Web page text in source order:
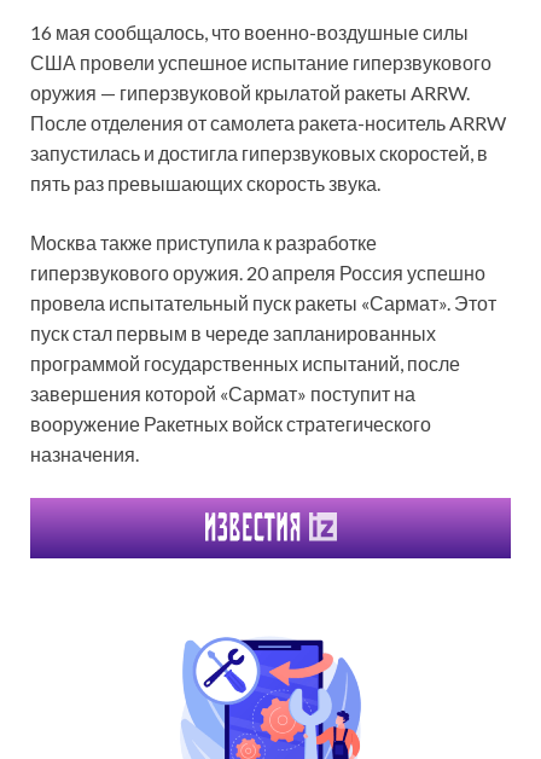
16 мая сообщалось, что военно-воздушные силы
США провели успешное испытание гиперзвукового
оружия — гиперзвуковой крылатой ракеты ARRW.
После отделения от самолета ракета-носитель ARRW
запустилась и достигла гиперзвуковых скоростей, в
пять раз превышающих скорость звука.
Москва также приступила к разработке
гиперзвукового оружия. 20 апреля Россия успешно
провела испытательный пуск ракеты «Сармат». Этот
пуск стал первым в череде запланированных
программой государственных испытаний, после
завершения которой «Сармат» поступит на
вооружение Ракетных войск стратегического
назначения.